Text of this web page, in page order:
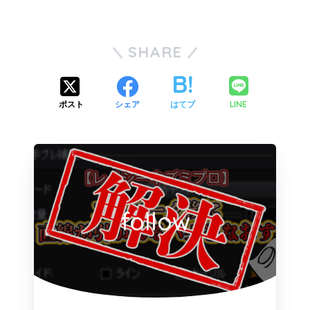
SHARE
ポスト シェア はてブ LINE
follow